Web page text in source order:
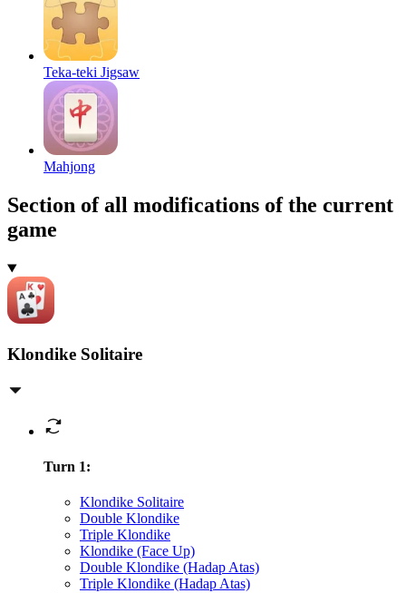
Teka-teki Jigsaw
Mahjong
Section of all modifications of the current
game
Klondike Solitaire
Turn 1:
Klondike Solitaire
Double Klondike
Triple Klondike
Klondike (Face Up)
Double Klondike (Hadap Atas)
Triple Klondike (Hadap Atas)